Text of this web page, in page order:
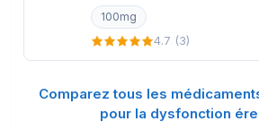
100mg
4.7 (3)
Comparez tous les
pour la dysfonction